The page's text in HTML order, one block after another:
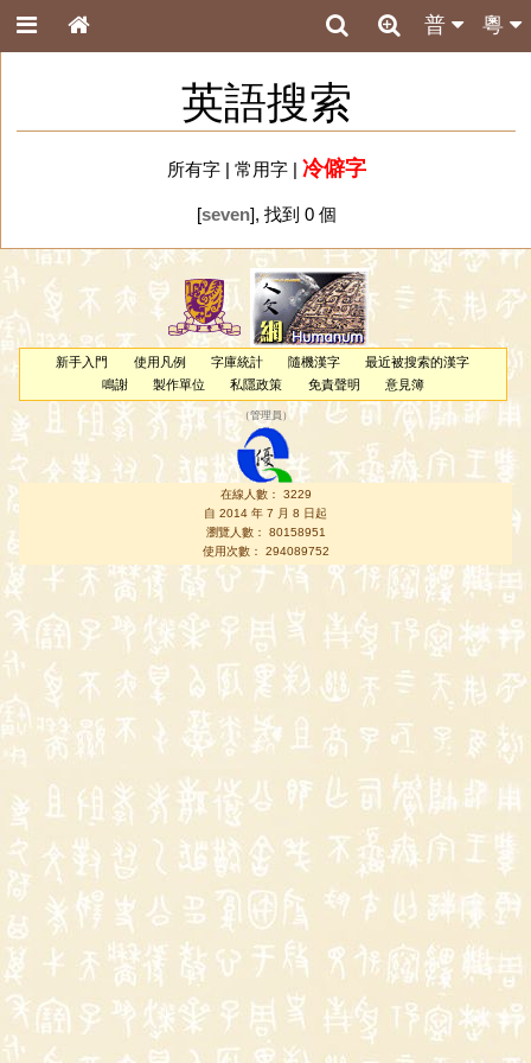
粵
普
英語搜索
所有字| 常用字| 冷僻字
[seven], 找到 0 個
新手入門 使用凡例 字庫統計 隨機漢字
最近被搜索的漢字
鳴謝
製作單位 私隱政策 免責聲明 意見簿
（管理員 ）
在線人數： 3229
自 2014 年 7 月 8 日起
瀏覽人數： 80158951
使用次數： 294089752